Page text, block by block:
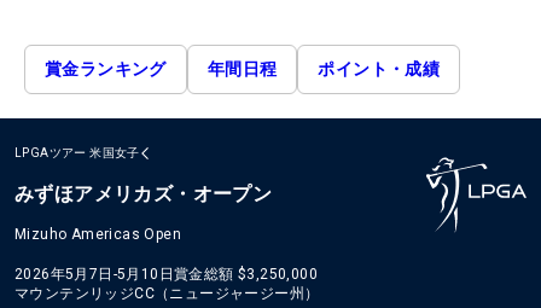
賞金ランキング 年間日程 ポイント・成績
LPGAツアー 米国女子
みずほアメリカズ・オープン
Mizuho Americas Open
2026年5月7日-5月10日賞金総額 $3,250,000
マウンテンリッジCC（ニュージャージー州）